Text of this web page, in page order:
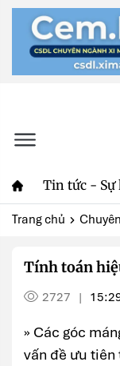
Tin tức - Sự
Trang chủ
Tính toán
2727 |
» Các góc
vấn đề ưu